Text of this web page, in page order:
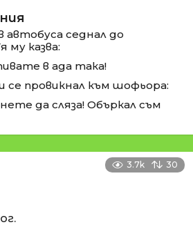
автобуса седнал до
му казва:
в ада така!
се провикнал към шофьора:
да сляза! Объркал съм
3.7k 30